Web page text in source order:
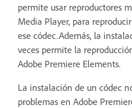
permite usar reproductores
Media Player, para
ese códec.Además, la
veces permite la
Adobe Premiere Elements.
La instalación de un códec
problemas en Adobe